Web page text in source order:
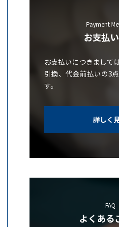
Payment
お支払
お支払いにつきまして
引換、代金前払いの3
す。
詳しく
FAQ
よくある